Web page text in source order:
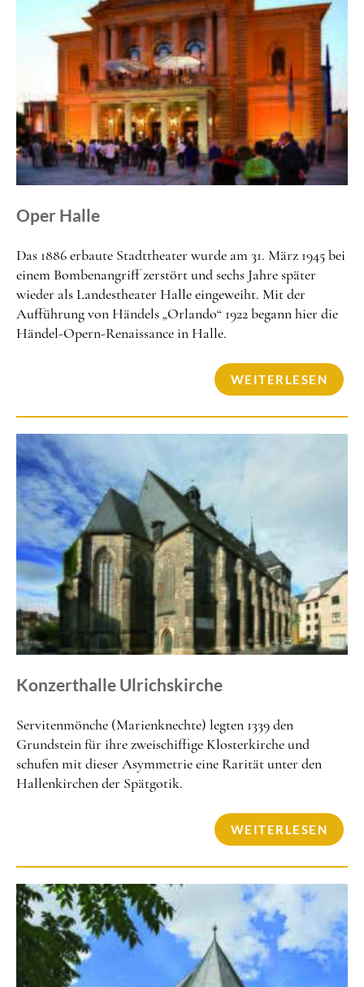
Oper Halle
Das 1886 erbaute Stadttheater wurde am 31. März 1945 bei
einem Bombenangriff zerstört und sechs Jahre später
wieder als Landestheater Halle eingeweiht. Mit der
Aufführung von Händels „Orlando“ 1922 begann hier die
Händel-Opern-Renaissance in Halle.
WEITERLESEN
Konzerthalle Ulrichskirche
Servitenmönche (Marienknechte) legten 1339 den
Grundstein für ihre zweischiffige Klosterkirche und
schufen mit dieser Asymmetrie eine Rarität unter den
Hallenkirchen der Spätgotik.
WEITERLESEN